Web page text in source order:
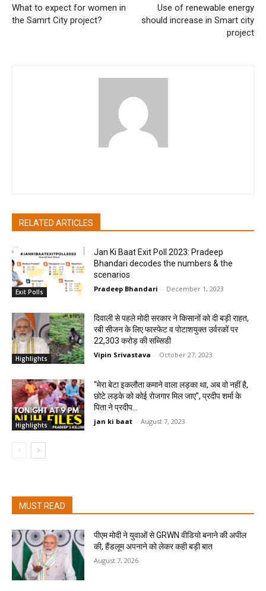
What to expect for women in
the Samrt City project?
Use of renewable energy
should increase in Smart city
project
RELATED ARTICLES
Exit Polls
Jan Ki Baat Exit Poll 2023: Pradeep
Bhandari decodes the numbers & the
scenarios
Pradeep Bhandari - December 1, 2023
Highlights
दिवाली से पहले मोदी सरकार ने किसानों को दी बड़ी राहत,
रबी सीजन के लिए फास्फेट व पोटाशयुक्त उर्वरकों पर
22,303 करोड़ की सब्सिडी
Vipin Srivastava - October 27, 2023
Highlights
“मेरा बेटा इकलौता कमाने वाला लड़का था, अब वो नहीं है,
छोटे लड़के को कोई रोजगार मिल जाए”, प्रदीप शर्मा के
पिता ने प्रदीप...
jan ki baat - August 7, 2023
MUST READ
पीएम मोदी ने युवाओं से GRWN वीडियो बनाने की अपील
की, हैंडलूम अपनाने को लेकर कही बड़ी बात
August 7, 2026